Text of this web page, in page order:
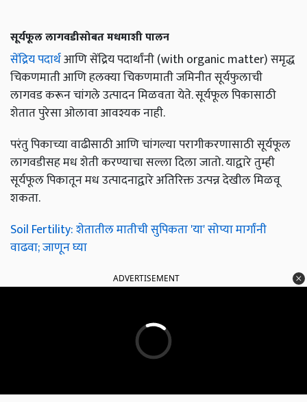
सूर्यफूल लागवडीसोबत मधमाशी पालन
सेंद्रिय पदार्थआणि सेंद्रिय पदार्थांनी (with organic matter) समृद्ध
चिकणमाती आणि हलक्या चिकणमाती जमिनीत सूर्यफुलाची
लागवड करून चांगले उत्पादन मिळवता येते. सूर्यफूल पिकासाठी
शेतात पुरेसा ओलावा आवश्यक नाही.
परंतु पिकाच्या वाढीसाठी आणि चांगल्या परागीकरणासाठी सूर्यफूल
लागवडीसह मध शेती करण्याचा सल्ला दिला जातो. याद्वारे तुम्ही
सूर्यफूल पिकातून मध उत्पादनाद्वारे अतिरिक्त उत्पन्न देखील मिळवू
शकता.
Soil Fertility: शेतातील मातीची सुपिकता 'या' सोप्या मार्गांनी
वाढवा; जाणून घ्या
ADVERTISEMENT